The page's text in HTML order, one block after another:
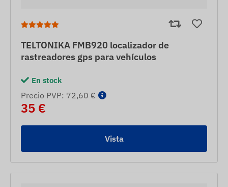
TELTONIKA FMB920 localizador de
rastreadores gps para vehículos
En stock
Precio PVP: 72,60 €
35 €
Vista